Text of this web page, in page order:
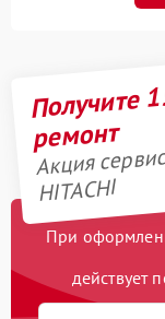
Получите
ремонт
Акция
HITACHI
При
действует